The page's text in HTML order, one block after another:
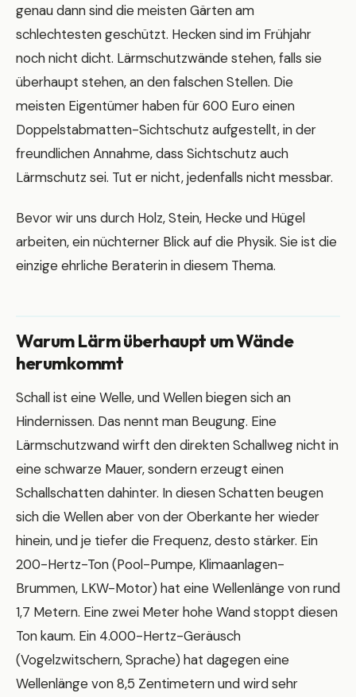
genau dann sind die meisten Gärten am
schlechtesten geschützt. Hecken sind im Frühjahr
noch nicht dicht. Lärmschutzwände stehen, falls sie
überhaupt stehen, an den falschen Stellen. Die
meisten Eigentümer haben für 600 Euro einen
Doppelstabmatten-Sichtschutz aufgestellt, in der
freundlichen Annahme, dass Sichtschutz auch
Lärmschutz sei. Tut er nicht, jedenfalls nicht messbar.
Bevor wir uns durch Holz, Stein, Hecke und Hügel
arbeiten, ein nüchterner Blick auf die Physik. Sie ist die
einzige ehrliche Beraterin in diesem Thema.
Warum Lärm überhaupt um Wände
herumkommt
Schall ist eine Welle, und Wellen biegen sich an
Hindernissen. Das nennt man Beugung. Eine
Lärmschutzwand wirft den direkten Schallweg nicht in
eine schwarze Mauer, sondern erzeugt einen
Schallschatten dahinter. In diesen Schatten beugen
sich die Wellen aber von der Oberkante her wieder
hinein, und je tiefer die Frequenz, desto stärker. Ein
200-Hertz-Ton (Pool-Pumpe, Klimaanlagen-
Brummen, LKW-Motor) hat eine Wellenlänge von rund
1,7 Metern. Eine zwei Meter hohe Wand stoppt diesen
Ton kaum. Ein 4.000-Hertz-Geräusch
(Vogelzwitschern, Sprache) hat dagegen eine
Wellenlänge von 8,5 Zentimetern und wird sehr